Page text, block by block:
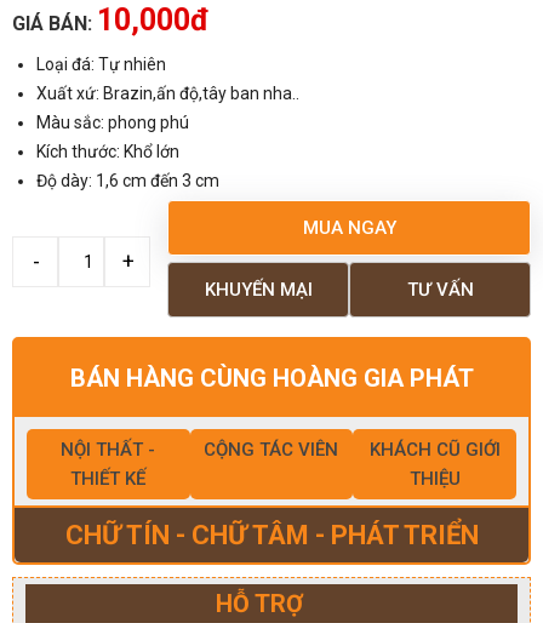
GIÁ BÁN: 10,000đ
Loại đá: Tự nhiên
Xuất xứ: Brazin,ấn độ,tây ban nha..
Màu sắc: phong phú
Kích thước: Khổ lớn
Độ dày: 1,6 cm đến 3 cm
MUA NGAY
TƯ VẤN
KHUYẾN MẠI
BÁN HÀNG CÙNG HOÀNG GIA PHÁT
NỘI THẤT -
THIẾT KẾ
CỘNG TÁC VIÊN
KHÁCH CŨ GIỚI
THIỆU
CHỮ TÍN - CHỮ TÂM - PHÁT TRIỂN
HỖ TRỢ